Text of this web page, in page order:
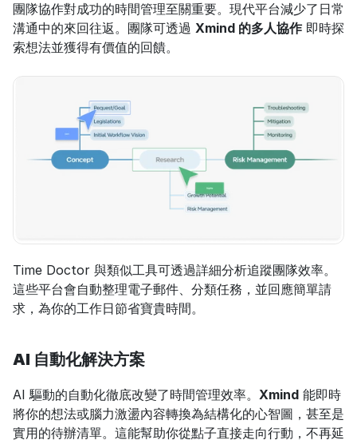
團隊協作對成功的時間管理至關重要。現代平台減少了日常
溝通中的來回往返。團隊可透過 Xmind 的多人協作 即時探
索想法並獲得有價值的回饋。
Time Doctor 與類似工具可透過詳細分析追蹤團隊效率。
這些平台會自動整理電子郵件、分類任務，並回應簡單請
求，為你的工作日節省寶貴時間。
AI 自動化解決方案
AI 驅動的自動化徹底改變了時間管理效率。 Xmind 能即時
將你的想法或腦力激盪內容轉換為結構化的心智圖，甚至是
實用的待辦清單。這能幫助你從點子直接走向行動，不再延